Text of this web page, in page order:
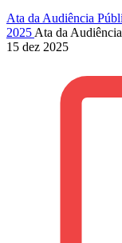
Ata da Audiência
2025 Ata da
15 dez 2025